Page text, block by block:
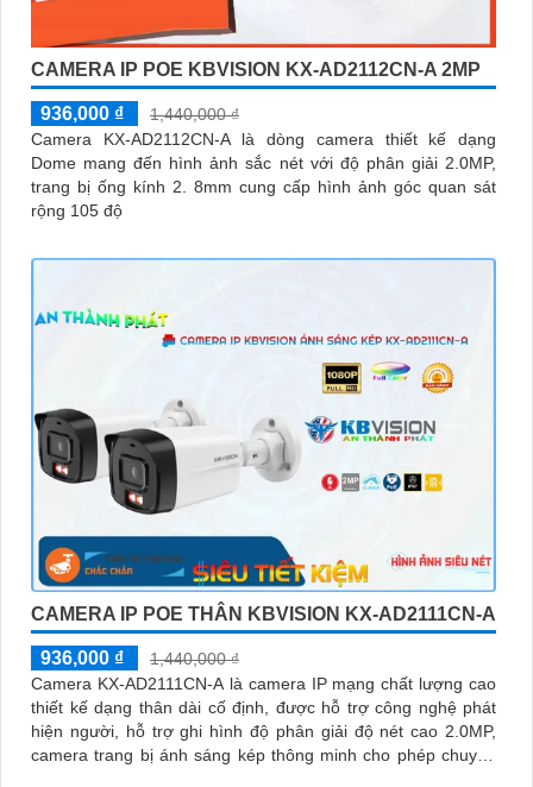
CAMERA IP POE KBVISION KX-AD2112CN-A 2MP
936,000 ₫
1,440,000 ₫
Camera KX-AD2112CN-A là dòng camera thiết kế dạng
Dome mang đến hình ảnh sắc nét với độ phân giải 2.0MP,
trang bị ống kính 2. 8mm cung cấp hình ảnh góc quan sát
rộng 105 độ
CAMERA IP POE THÂN KBVISION KX-AD2111CN-A
936,000 ₫
1,440,000 ₫
Camera KX-AD2111CN-A là camera IP mạng chất lượng cao
thiết kế dạng thân dài cố định, được hỗ trợ công nghệ phát
hiện người, hỗ trợ ghi hình độ phân giải độ nét cao 2.0MP,
camera trang bị ánh sáng kép thông minh cho phép chuyển